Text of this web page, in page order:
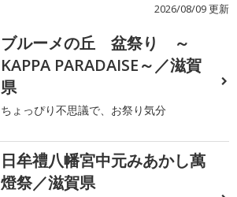
2026/08/09 更新
ブルーメの丘 盆祭り ～
KAPPA PARADAISE～／滋賀
県
ちょっぴり不思議で、お祭り気分
日牟禮八幡宮中元みあかし萬
燈祭／滋賀県